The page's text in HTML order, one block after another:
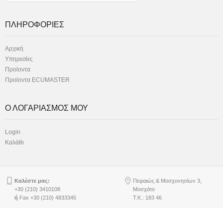
ΠΛΗΡΟΦΟΡΙΕΣ
Αρχική
Υπηρεσίες
Προϊοντα
Προϊοντα ECUMASTER
Ο ΛΟΓΑΡΙΑΣΜΟΣ ΜΟΥ
Login
Καλάθι
Καλέστε μας:
+30 (210) 3410108
ή Fax +30 (210) 4833345
Πειραιώς & Μοσχονησίων 3,
Μοσχάτο
Τ.Κ.: 183 46